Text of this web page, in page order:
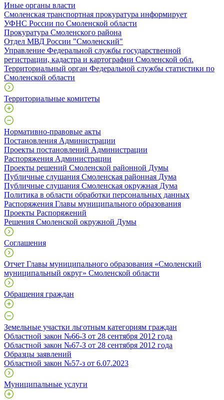
Иные органы власти
Смоленская транспортная прокуратура информирует
УФНС России по Смоленской области
Прокуратура Смоленского района
Отдел МВД России "Смоленский"
Управление Федеральной службы государственной
регистрации, кадастра и картографии Смоленской обл.
Территориальный орган Федеральной службы статистики по
Смоленской области
Территориальные комитеты
Нормативно-правовые акты
Постановления Администрации
Проекты постановлений Администрации
Распоряжения Администрации
Проекты решений Смоленской районной Думы
Публичные слушания Смоленская районная Дума
Публичные слушания Смоленская окружная Дума
Политика в области обработки персональных данных
Распоряжения Главы муниципального образования
Проекты Распоряжений
Решения Смоленской окружной Думы
Соглашения
Отчет Главы муниципального образования «Смоленский
муниципальный округ» Смоленской области
Обращения граждан
Земельные участки льготным категориям граждан
Областной закон №66-З от 28 сентября 2012 года
Областной закон №67-З от 28 сентября 2012 года
Образцы заявлений
Областной закон №57-з от 6.07.2023
Муниципальные услуги